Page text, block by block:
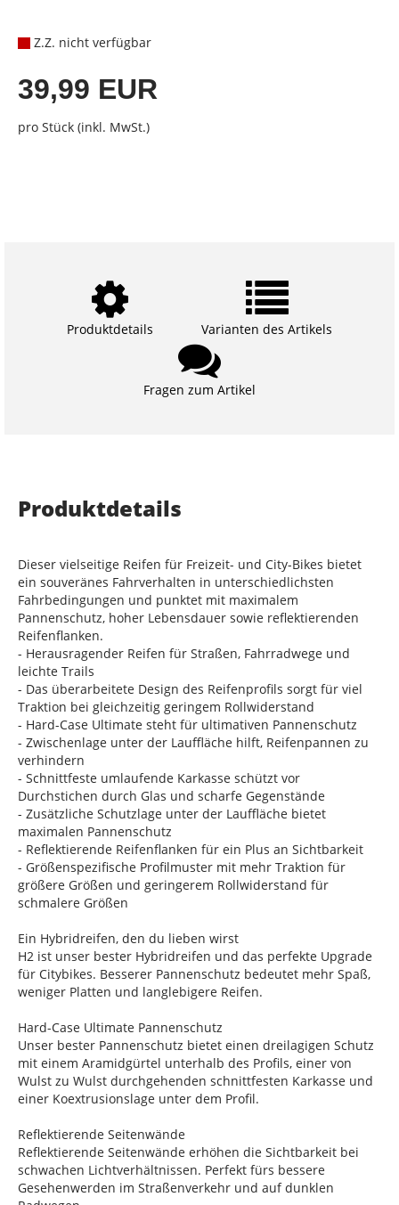
Z.Z. nicht verfügbar
39,99 EUR
pro Stück (inkl. MwSt.)
Produktdetails Varianten des Artikels
Fragen zum Artikel
Produktdetails
Dieser vielseitige Reifen für Freizeit- und City-Bikes bietet
ein souveränes Fahrverhalten in unterschiedlichsten
Fahrbedingungen und punktet mit maximalem
Pannenschutz, hoher Lebensdauer sowie reflektierenden
Reifenflanken.
- Herausragender Reifen für Straßen, Fahrradwege und
leichte Trails
- Das überarbeitete Design des Reifenprofils sorgt für viel
Traktion bei gleichzeitig geringem Rollwiderstand
- Hard-Case Ultimate steht für ultimativen Pannenschutz
- Zwischenlage unter der Lauffläche hilft, Reifenpannen zu
verhindern
- Schnittfeste umlaufende Karkasse schützt vor
Durchstichen durch Glas und scharfe Gegenstände
- Zusätzliche Schutzlage unter der Lauffläche bietet
maximalen Pannenschutz
- Reflektierende Reifenflanken für ein Plus an Sichtbarkeit
- Größenspezifische Profilmuster mit mehr Traktion für
größere Größen und geringerem Rollwiderstand für
schmalere Größen
Ein Hybridreifen, den du lieben wirst
H2 ist unser bester Hybridreifen und das perfekte Upgrade
für Citybikes. Besserer Pannenschutz bedeutet mehr Spaß,
weniger Platten und langlebigere Reifen.
Hard-Case Ultimate Pannenschutz
Unser bester Pannenschutz bietet einen dreilagigen Schutz
mit einem Aramidgürtel unterhalb des Profils, einer von
Wulst zu Wulst durchgehenden schnittfesten Karkasse und
einer Koextrusionslage unter dem Profil.
Reflektierende Seitenwände
Reflektierende Seitenwände erhöhen die Sichtbarkeit bei
schwachen Lichtverhältnissen. Perfekt fürs bessere
Gesehenwerden im Straßenverkehr und auf dunklen